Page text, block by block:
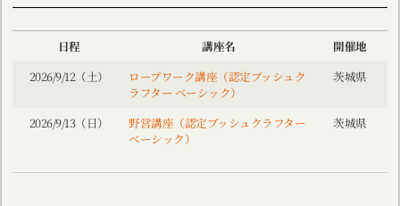
日程 講座名
開催地
2026/9/12（土）
ロープワーク講座（認定ブッシュク
ラフター ベーシック）
茨城県
2026/9/13（日）
野営講座（認定ブッシュクラフター
ベーシック）
茨城県